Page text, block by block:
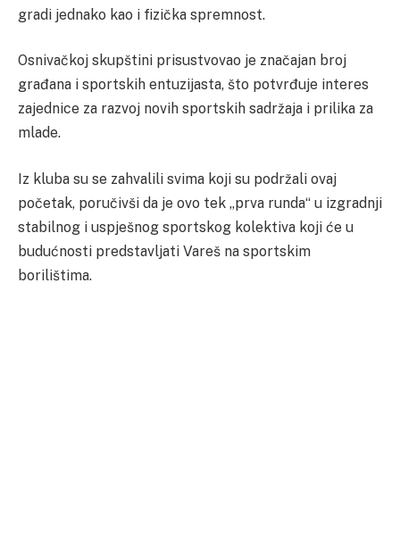
gradi jednako kao i fizička spremnost.
Osnivačkoj skupštini prisustvovao je značajan broj
građana i sportskih entuzijasta, što potvrđuje interes
zajednice za razvoj novih sportskih sadržaja i prilika za
mlade.
Iz kluba su se zahvalili svima koji su podržali ovaj
početak, poručivši da je ovo tek „prva runda“ u izgradnji
stabilnog i uspješnog sportskog kolektiva koji će u
budućnosti predstavljati Vareš na sportskim
borilištima.